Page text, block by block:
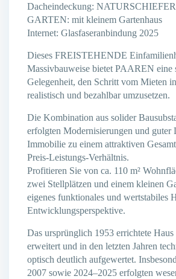
Dacheindeckung: NATURSCHIEFER
GARTEN: mit kleinem Gartenhaus
Internet: Glasfaseranbindung 2025
Dieses FREISTEHENDE
Massivbauweise bietet PAAREN eine
Gelegenheit, den Schritt vom Mieten
realistisch und bezahlbar umzusetzen.
Die Kombination aus solider
erfolgten Modernisierungen und guter
Immobilie zu einem attraktiven
Preis-Leistungs-Verhältnis.
Profitieren Sie von ca. 110 m²
zwei Stellplätzen und einem kleinen
eigenes funktionales und wertstabiles
Entwicklungsperspektive.
Das ursprünglich 1953 errichtete
erweitert und in den letzten Jahren
optisch deutlich aufgewertet.
2007 sowie 2024–2025 erfolgten